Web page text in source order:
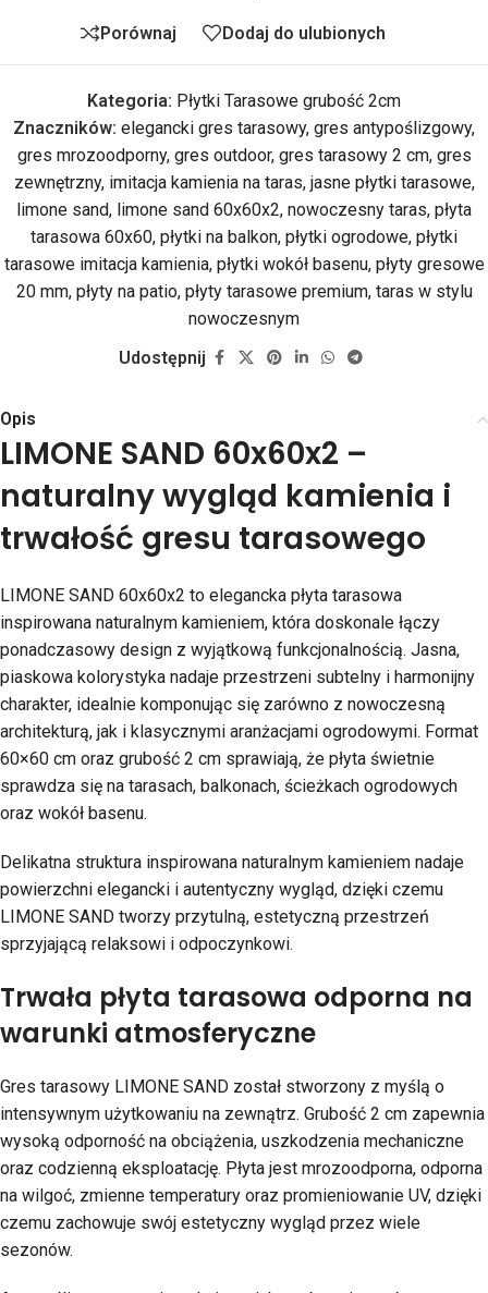
Porównaj Dodaj do ulubionych
Kategoria: Płytki Tarasowe grubość 2cm
Znaczników: elegancki gres tarasowy, gres antypoślizgowy,
gres mrozoodporny, gres outdoor, gres tarasowy 2 cm, gres
zewnętrzny, imitacja kamienia na taras, jasne płytki tarasowe,
limone sand, limone sand 60x60x2, nowoczesny taras, płyta
tarasowa 60x60, płytki na balkon, płytki ogrodowe, płytki
tarasowe imitacja kamienia, płytki wokół basenu, płyty gresowe
20 mm, płyty na patio, płyty tarasowe premium, taras w stylu
nowoczesnym
Udostępnij
Opis
LIMONE SAND 60x60x2 –
naturalny wygląd kamienia i
trwałość gresu tarasowego
LIMONE SAND 60x60x2 to elegancka płyta tarasowa
inspirowana naturalnym kamieniem, która doskonale łączy
ponadczasowy design z wyjątkową funkcjonalnością. Jasna,
piaskowa kolorystyka nadaje przestrzeni subtelny i harmonijny
charakter, idealnie komponując się zarówno z nowoczesną
architekturą, jak i klasycznymi aranżacjami ogrodowymi. Format
60×60 cm oraz grubość 2 cm sprawiają, że płyta świetnie
sprawdza się na tarasach, balkonach, ścieżkach ogrodowych
oraz wokół basenu.
Delikatna struktura inspirowana naturalnym kamieniem nadaje
powierzchni elegancki i autentyczny wygląd, dzięki czemu
LIMONE SAND tworzy przytulną, estetyczną przestrzeń
sprzyjającą relaksowi i odpoczynkowi.
Trwała płyta tarasowa odporna na
warunki atmosferyczne
Gres tarasowy LIMONE SAND został stworzony z myślą o
intensywnym użytkowaniu na zewnątrz. Grubość 2 cm zapewnia
wysoką odporność na obciążenia, uszkodzenia mechaniczne
oraz codzienną eksploatację. Płyta jest mrozoodporna, odporna
na wilgoć, zmienne temperatury oraz promieniowanie UV, dzięki
czemu zachowuje swój estetyczny wygląd przez wiele
sezonów.